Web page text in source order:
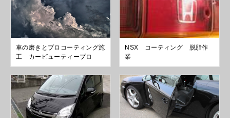
車の磨きとプロコーティング施
工 カービューティープロ
NSX コーティング 脱脂作
業